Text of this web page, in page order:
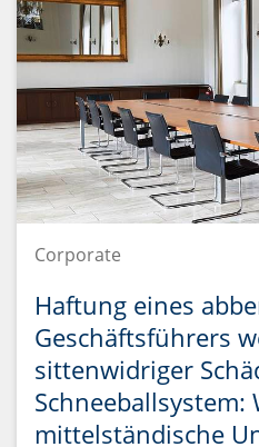
Corporate
Haftung eines
Geschäftsführers
sittenwidriger
Schneeballsystem:
mittelständische